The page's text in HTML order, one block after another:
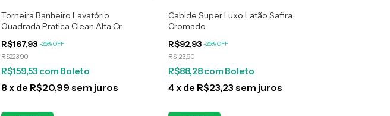
Torneira Banheiro Lavatório
Quadrada Pratica Clean Alta Cr.
R$167,93 -25%OFF
R$223,90
R$159,53 com Boleto
8 x de R$20,99 sem juros
Cabide Super Luxo Latão Safira
Cromado
R$92,93 -25%OFF
R$123,90
R$88,28com Boleto
4 x de R$23,23 sem juros